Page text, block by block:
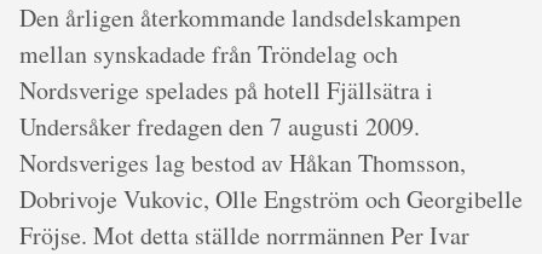
Den årligen återkommande landsdelskampen
mellan synskadade från Tröndelag och
Nordsverige spelades på hotell Fjällsätra i
Undersåker fredagen den 7 augusti 2009.
Nordsveriges lag bestod av Håkan Thomsson,
Dobrivoje Vukovic, Olle Engström och Georgibelle
Fröjse. Mot detta ställde norrmännen Per Ivar